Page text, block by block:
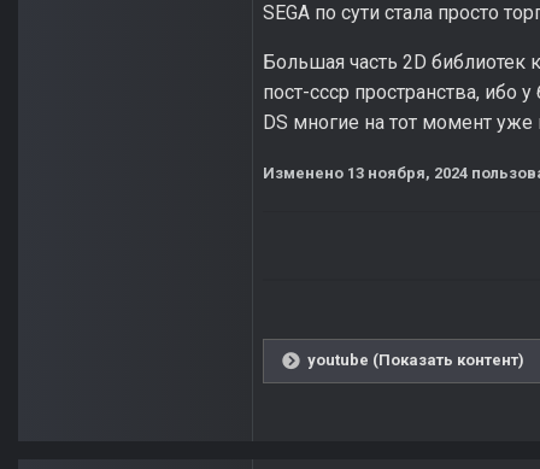
SEGA по сути стала просто
Большая часть 2D библиотек
пост-ссср пространства, ибо
DS многие на тот момент
Изменено 13 ноября, 2024
youtube (Показать контент)